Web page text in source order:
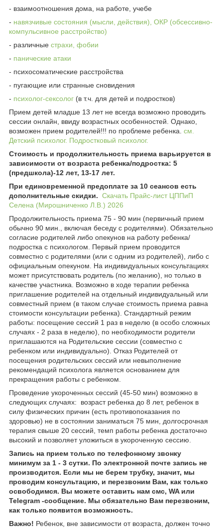
- взаимоотношения дома, на работе, учебе
- навязчивые состояния (мысли, действия), ОКР (обсессивно-
компульсивное расстройство)
- различные страхи, фобии
- панические атаки
- психосоматические расстройства
- пугающие или странные сновидения
- психолог-сексолог (в т.ч. для детей и подростков)
Прием детей младше 13 лет не всегда возможно проводить
сессии онлайн, ввиду возрастных особенностей. Однако,
возможен прием родителей!!! по проблеме ребенка. см.
Детский психолог. Подростковый психолог.
Стоимость и продолжительность приема варьируется в
зависимости от возраста ребенка/подростка: 5
(предшкола)-12 лет, 13-17 лет.
При единовременной предоплате за 10 сеансов есть
дополнительные скидки. Скачать Прайс-лист ЦППиП
Селена (Мирошниченко Л.В.) 2026
Продолжительность приема 75 - 90 мин (первичный прием
обычно 90 мин., включая беседу с родителями). Обязательно
согласие родителей либо опекунов на работу ребенка/
подростка с психологом. Первый прием проводится
совместно с родителями (или с одним из родителей), либо с
официальным опекуном. На индивидуальных консультациях
может присутствовать родитель (по желанию), но только в
качестве участника. Возможно в ходе терапии ребенка
приглашение родителей на отдельный индивидуальный или
совместный прием (в таком случае стоимость приема равна
стоимости консультации ребенка). Стандартный режим
работы: посещение сессий 1 раз в неделю (в особо сложных
случаях - 2 раза в неделю), по необходимости родители
приглашаются на Родительские сессии (совместно с
ребенком или индивидуально). Отказ Родителей от
посещения родительских сессий или невыполнение
рекомендаций психолога является основанием для
прекращения работы с ребенком.
Проведение укороченных сессий (45-50 мин) возможно в
следующих случаях: возраст ребенка до 8 лет, ребенок в
силу физических причин (есть противопоказания по
здоровью) не в состоянии заниматься 75 мин, долгосрочная
терапия свыше 20 сессий, темп работы ребенка достаточно
высокий и позволяет уложиться в укороченную сессию.
Запись на прием только по телефонному звонку
минимум за 1 - 3 сутки. По электронной почте запись не
производится. Если мы не берем трубку, значит, мы
проводим консультацию, и перезвоним Вам, как только
освободимся. Вы можете оставить нам смс, WA или
Telegram -сообщение. Мы обязательно Вам перезвоним,
как только появится возможность.
Важно! Ребенок, вне зависимости от возраста, должен точно